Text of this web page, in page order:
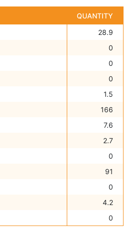
QUANTITY
28.9
0
0
0
1.5
166
7.6
2.7
0
91
0
4.2
0